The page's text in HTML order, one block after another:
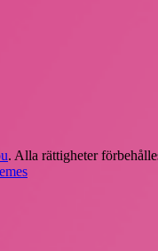
. Alla rättigheter